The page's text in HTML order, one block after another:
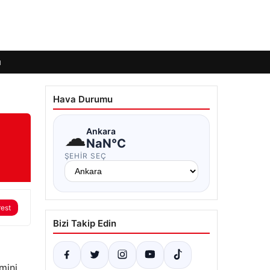
Hava Durumu
☁Ankara
NaN°C
ŞEHIR SEÇ
Bizi Takip Edin